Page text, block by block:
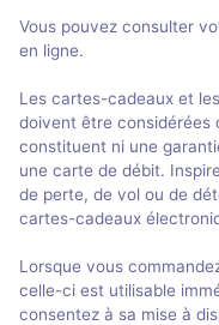
Vous pouvez consulter
en ligne.
Les cartes-cadeaux et
doivent être considérées
constituent ni une
une carte de débit.
de perte, de vol ou de
cartes-cadeaux
Lorsque vous
celle-ci est utilisable
consentez à sa mise à